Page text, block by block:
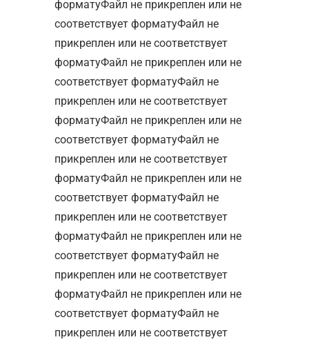
форматуФайл не прикреплен или не
соответствует форматуФайл не
прикреплен или не соответствует
форматуФайл не прикреплен или не
соответствует форматуФайл не
прикреплен или не соответствует
форматуФайл не прикреплен или не
соответствует форматуФайл не
прикреплен или не соответствует
форматуФайл не прикреплен или не
соответствует форматуФайл не
прикреплен или не соответствует
форматуФайл не прикреплен или не
соответствует форматуФайл не
прикреплен или не соответствует
форматуФайл не прикреплен или не
соответствует форматуФайл не
прикреплен или не соответствует